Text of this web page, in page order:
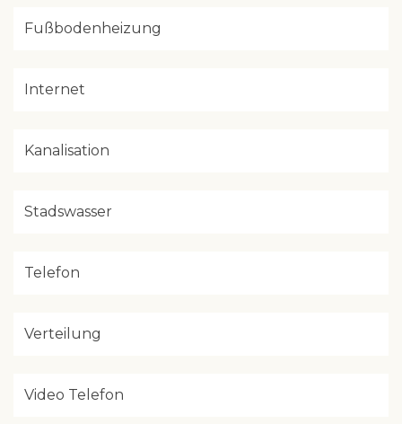
Fußbodenheizung
Internet
Kanalisation
Stadswasser
Telefon
Verteilung
Video Telefon